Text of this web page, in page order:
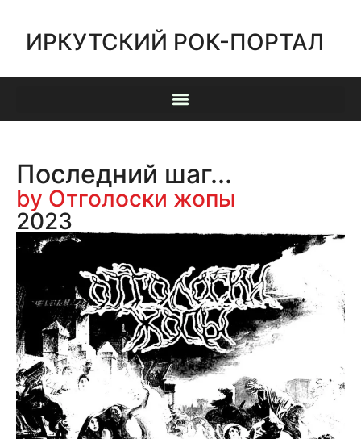
ИРКУТСКИЙ РОК-ПОРТАЛ
Последний шаг...
by Отголоски жопы
2023